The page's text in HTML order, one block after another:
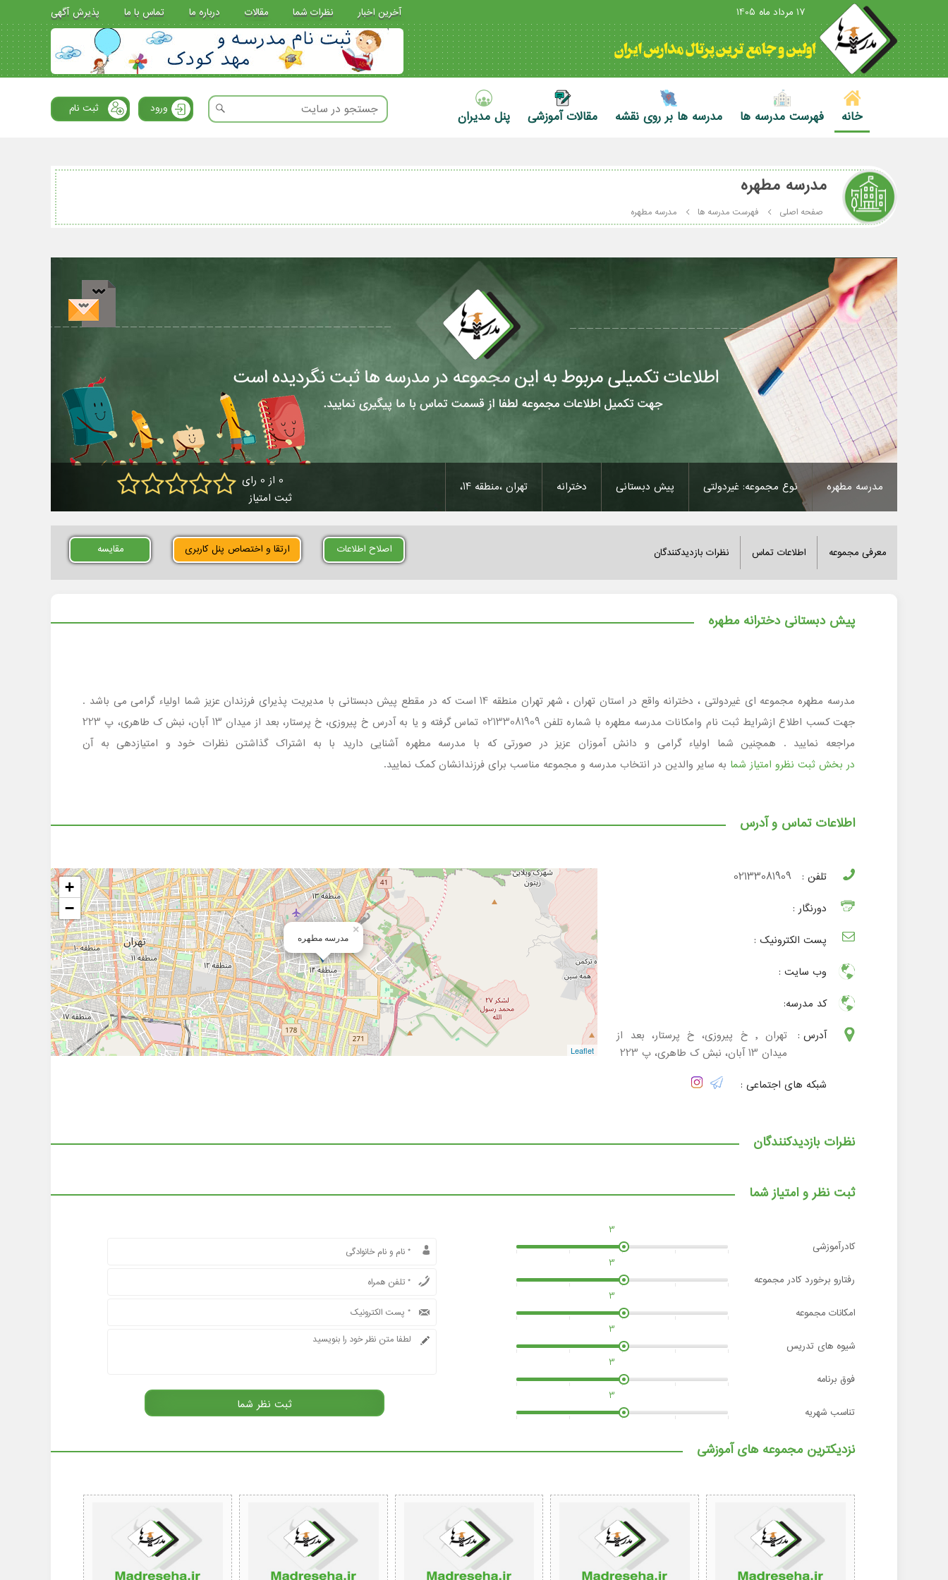
17 مرداد ماه 1405 آخرین اخبار نظرات شما مقالات درباره ما تماس با ما پذیرش آگهی
ورود ثبت نام خانه فهرست مدرسه ها مدرسه ها بر روی نقشه مقالات آموزشی پنل مدیران
مدرسه مطهره
صفحه اصلی فهرست مدرسه ها مدرسه مطهره
مدرسه مطهره نوع مجموعه: غیردولتی پیش دبستانی دخترانه تهران ،منطقه 14،
0 از 0 رای
ثبت امتیاز
معرفی مجموعه اطلاعات تماس نظرات بازدیدکنندگان اصلاح اطلاعات ارتقا و اختصاص پنل کاربری مقایسه
پیش دبستانی دخترانه مطهره
مدرسه مطهره مجموعه ای غیردولتی ، دخترانه واقع در استان تهران ، شهر تهران منطقه 14 است که در مقطع پیش دبستانی با مدیریت پذیرای فرزندان عزیز شما اولیاء گرامی می باشد .
جهت کسب اطلاع ازشرایط ثبت نام وامکانات مدرسه مطهره با شماره تلفن 02133081909 تماس گرفته و یا به آدرس خ پیروزی، خ پرستار، بعد از میدان 13 آبان، نبش ک طاهری، پ 223
مراجعه نمایید . همچنین شما اولیاء گرامی و دانش آموزان عزیز در صورتی که با مدرسه مطهره آشنایی دارید با به اشتراک گذاشتن نظرات خود و امتیازدهی به آن
در بخش ثبت نظرو امتیاز شما به سایر والدین در انتخاب مدرسه و مجموعه مناسب برای فرزندانشان کمک نمایید.
اطلاعات تماس و آدرس
تلفن :
02133081909
دورنگار :
پست الکترونیک :
وب سایت :
کد مدرسه:
آدرس :
تهران , خ پیروزی، خ پرستار، بعد از
میدان 13 آبان، نبش ک طاهری، پ 223
شبکه های اجتماعی :
مدرسه مطهره
×
+
−
Leaflet
نظرات بازدیدکنندگان
ثبت نظر و امتیاز شما
کادرآموزشی
3
رفتارو برخورد کادر مجموعه
3
امکانات مجموعه
3
شیوه های تدریس
3
فوق برنامه
3
تناسب شهریه
3
نزدیکترین مجموعه های آموزشی